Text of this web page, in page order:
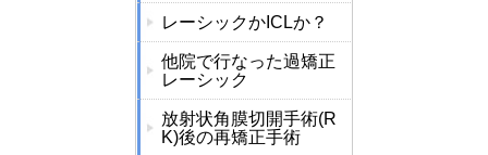
レーシックかICLか？
他院で行なった過矯正
レーシック
放射状角膜切開手術(R
K)後の再矯正手術